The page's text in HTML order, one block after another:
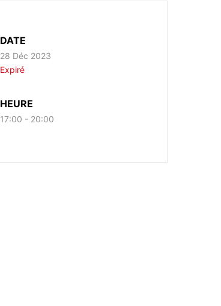
DATE
28 Déc 2023
Expiré
HEURE
17:00 - 20:00